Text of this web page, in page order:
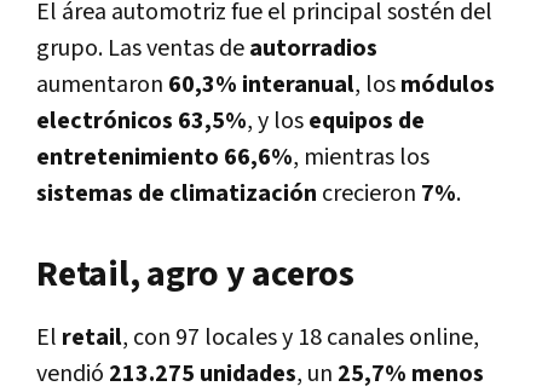
El área automotriz fue el principal sostén del
grupo. Las ventas deautorradios
aumentaron 60,3% interanual, losmódulos
electrónicos 63,5%, y losequipos de
entretenimiento 66,6%, mientras los
sistemas de climatización crecieron 7%.
Retail, agro y aceros
El retail, con 97 locales y 18 canales online,
vendió 213.275 unidades, un 25,7% menos